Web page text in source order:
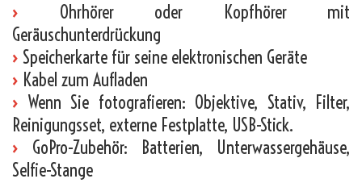
›
Ohrhörer oder Kopfhörer mit
Geräuschunterdrückung
› Speicherkarte für seine elektronischen Geräte
› Kabel zum Aufladen
› Wenn Sie fotografieren: Objektive, Stativ, Filter,
Reinigungsset, externe Festplatte, USB-Stick.
› GoPro-Zubehör: Batterien, Unterwassergehäuse,
Selfie-Stange